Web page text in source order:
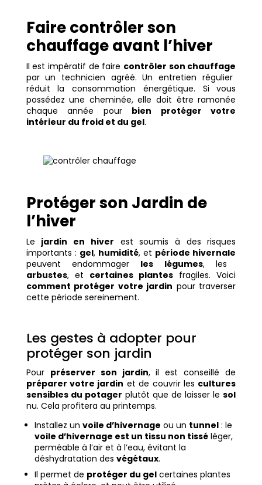
Faire contrôler son
chauffage avant l’hiver
Il est impératif de faire contrôler son chauffage
par un technicien agréé. Un entretien régulier
réduit la consommation énergétique. Si vous
possédez une cheminée, elle doit être ramonée
chaque année pour bien protéger votre
intérieur du froid et du gel.
Protéger son Jardin de
l’hiver
Le jardin en hiver est soumis à des risques
importants : gel, humidité, et période hivernale
peuvent endommager les légumes, les
arbustes, et certaines plantes fragiles. Voici
comment protéger votre jardin pour traverser
cette période sereinement.
Les gestes à adopter pour
protéger son jardin
Pour préserver son jardin, il est conseillé de
préparer votre jardin et de couvrir les cultures
sensibles du potager plutôt que de laisser lesol
nu. Cela profitera au printemps.
Installez un voile d’hivernage ou un tunnel: le
voile d’hivernage est un tissu non tisséléger,
perméable à l’air et à l’eau, évitant la
déshydratation des végétaux.
Il permet de protéger du gelcertaines plantes